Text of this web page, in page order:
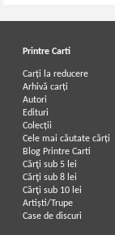
Printre Carti
Carți la reducere
Arhivă carți
Autori
Edituri
Colecții
Cele mai căutate cărți
Blog Printre Carti
Cărţi sub 5 lei
Cărţi sub 8 lei
Cărţi sub 10 lei
Artiști/Trupe
Case de discuri